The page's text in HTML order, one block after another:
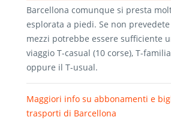
Barcellona comunque si presta
esplorata a piedi. Se non
mezzi potrebbe essere sufficiente
viaggio T-casual (10 corse), T-
oppure il T-usual.
Maggiori info su abbonamenti e
trasporti di Barcellona